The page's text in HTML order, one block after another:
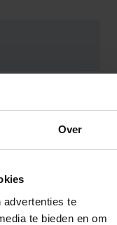
Over
advertenties te
te bieden en om